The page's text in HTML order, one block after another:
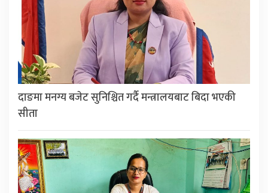
दाङमा मनग्य बजेट सुनिश्चित गर्दै मन्त्रालयबाट बिदा भएकी
सीता